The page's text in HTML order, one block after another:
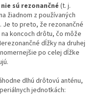
nie sú rezonančné (t. j.
žiadnom z používaných
to preto, že rezonančné
koncoch drôtu, čo môže
dĺžky na druhej
po celej dĺžke
dlhú drôtovú anténu,
jednotkách: